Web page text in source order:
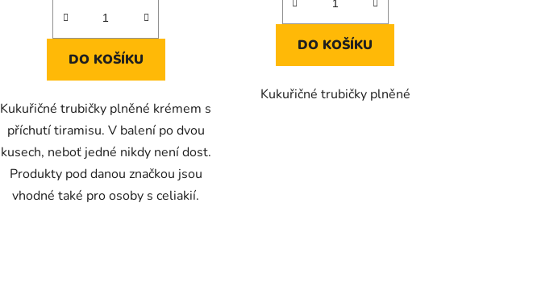
z
hvězdiček.
DO KOŠÍKU
Kukuřičné trubičky plněné krémem s
příchutí tiramisu. V balení po dvou
kusech, neboť jedné nikdy není dost.
Produkty pod danou značkou jsou
vhodné také pro osoby s celiakií.
z
hvězdiček.
DO KOŠÍKU
Kukuřičné trubičky plněné